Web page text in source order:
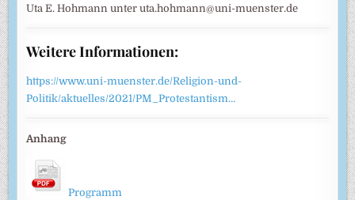
Uta E. Hohmann unter uta.hohmann@uni-muenster.de
Weitere Informationen:
https://www.uni-muenster.de/Religion-und-
Politik/aktuelles/2021/PM_Protestantism…
Anhang
Programm